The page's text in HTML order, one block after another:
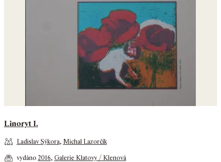
Linoryt I.
Ladislav Sýkora, Michal Lazorčík
vydáno 2016, Galerie Klatovy / Klenová